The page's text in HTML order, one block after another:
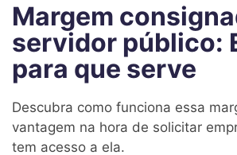
Margem
servidor público:
para que serve
Descubra como funciona essa
vantagem na hora de solicitar
tem acesso a ela.